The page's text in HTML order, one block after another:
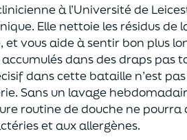
à l’Université de
Elle nettoie les résidus de
vous aide à sentir bon plus
dans des draps pas
dans cette bataille n’est
Sans un lavage
routine de douche ne pourra
et aux allergènes.